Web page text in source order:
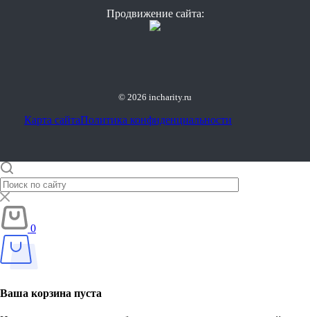
Продвижение сайта:
© 2026 incharity.ru
Карта сайтаПолитика конфиденциальности
0
Ваша корзина пуста